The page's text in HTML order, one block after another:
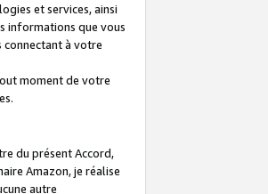
et services, ainsi
informations que vous
connectant à votre
moment de votre
du présent Accord,
Amazon, je réalise
autre